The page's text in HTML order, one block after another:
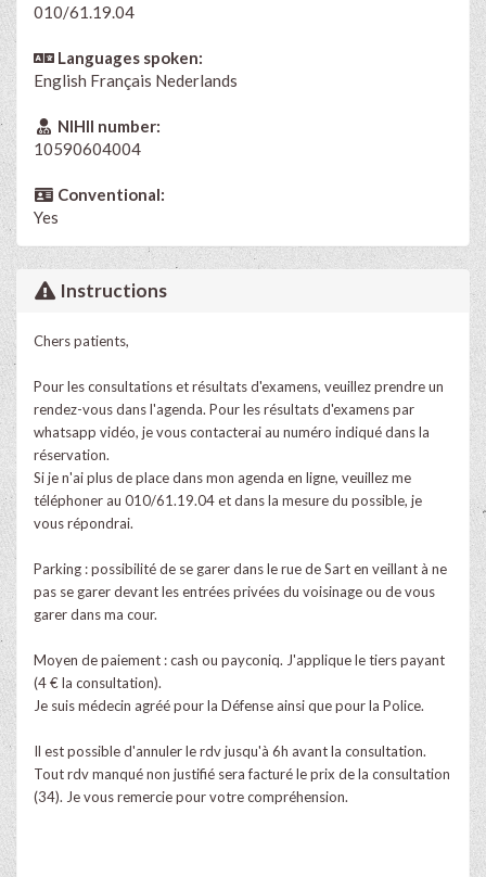
010/61.19.04
Languages spoken:
English Français Nederlands
NIHII number:
10590604004
Conventional:
Yes
Instructions
Chers patients,
Pour les consultations et résultats d'examens, veuillez prendre un
rendez-vous dans l'agenda. Pour les résultats d'examens par
whatsapp vidéo, je vous contacterai au numéro indiqué dans la
réservation.
Si je n'ai plus de place dans mon agenda en ligne, veuillez me
téléphoner au 010/61.19.04 et dans la mesure du possible, je
vous répondrai.
Parking : possibilité de se garer dans le rue de Sart en veillant à ne
pas se garer devant les entrées privées du voisinage ou de vous
garer dans ma cour.
Moyen de paiement : cash ou payconiq. J'applique le tiers payant
(4 € la consultation).
Je suis médecin agréé pour la Défense ainsi que pour la Police.
Il est possible d'annuler le rdv jusqu'à 6h avant la consultation.
Tout rdv manqué non justifié sera facturé le prix de la consultation
(34). Je vous remercie pour votre compréhension.